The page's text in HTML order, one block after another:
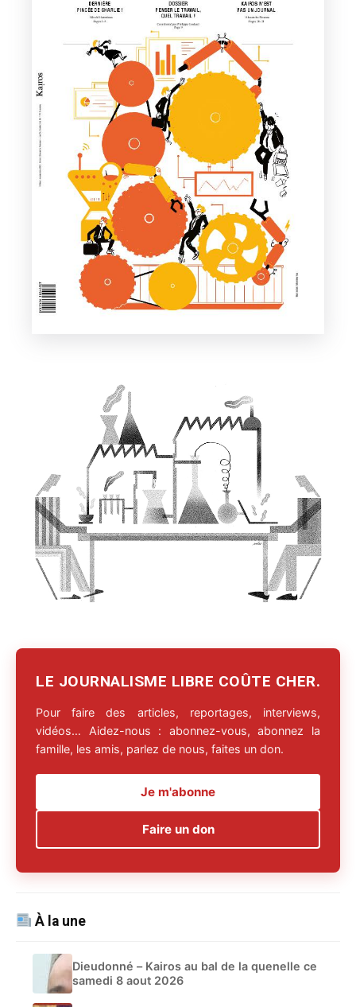
LE JOURNALISME LIBRE COÛTE CHER.
Pour faire des articles, reportages, interviews,
vidéos… Aidez-nous : abonnez-vous, abonnez la
famille, les amis, parlez de nous, faites un don.
Je m'abonne
Faire un don
À la une
Dieudonné – Kairos au bal de la quenelle ce
samedi 8 aout 2026